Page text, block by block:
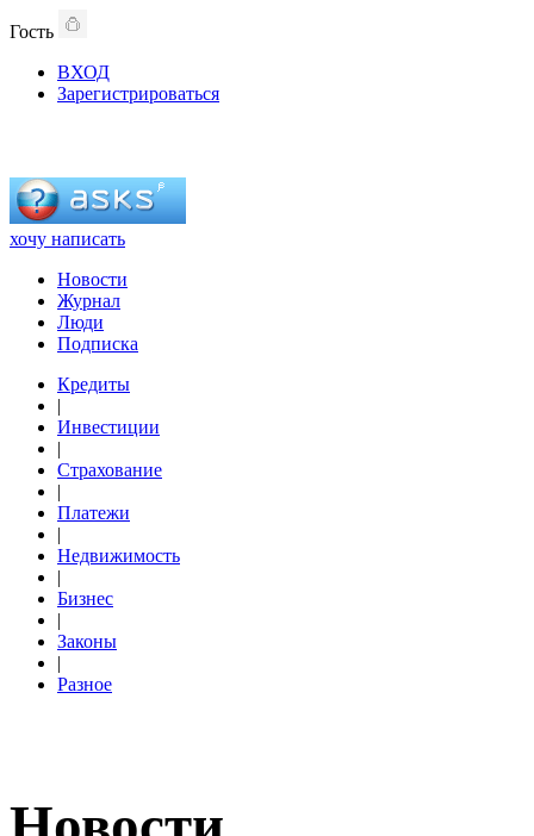
Гость
ВХОД
Зарегистрироваться
хочу написать
Новости
Журнал
Люди
Подписка
Кредиты
|
Инвестиции
|
Страхование
|
Платежи
|
Недвижимость
|
Бизнес
|
Законы
|
Разное